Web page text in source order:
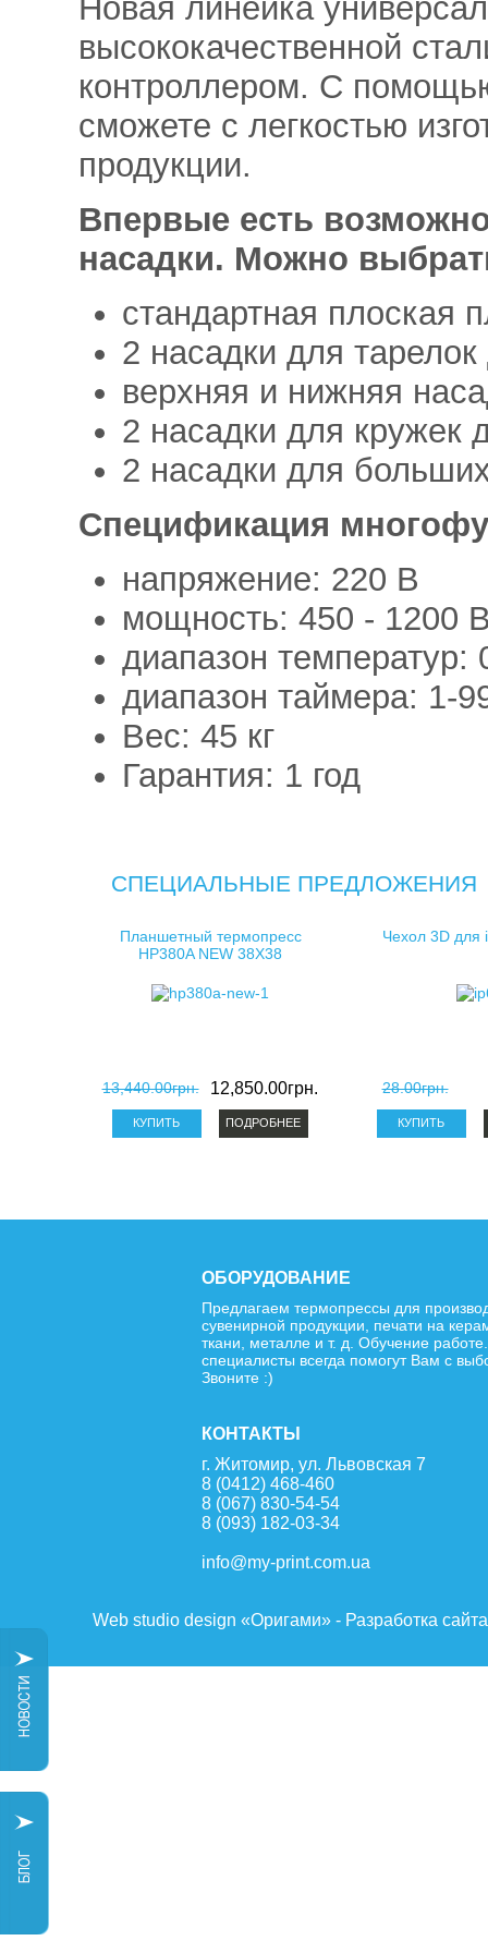
Новая линейка
высококачественной
контроллером. С
сможете с легкостью
продукции.
Впервые есть
насадки. Можно
стандартная плоская
2 насадки для
верхняя и нижняя
2 насадки для кружек
2 насадки для
Спецификация
напряжение: 220 В
мощность: 450 - 1200
диапазон температур:
диапазон таймера: 1-
Вес: 45 кг
Гарантия: 1 год
СПЕЦИАЛЬНЫЕ ПРЕДЛОЖЕНИЯ
Планшетный термопресс
HP380A NEW 38X38
13,440.00грн. 12,850.00грн.
ПОДРОБНЕЕ
Чехол 3D для
28.00грн.
ОБОРУДОВАНИЕ
Предлагаем термопрессы для
сувенирной продукции, печати на
ткани, металле и т. д. Обучение
специалисты всегда помогут Вам с
Звоните :)
КОНТАКТЫ
г. Житомир, ул. Львовская 7
8 (0412) 468-460
8 (067) 830-54-54
8 (093) 182-03-34
info@my-print.com.ua
Web studio design «Оригами» - Разработка